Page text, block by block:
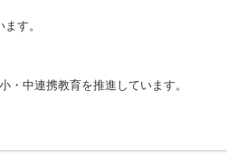
す。
中連携教育を推進しています。